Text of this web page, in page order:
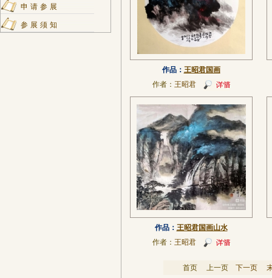
申请参展
参展须知
作品： 王昭君国画
作者： 王昭君
作品： 王昭君国画山水
作者： 王昭君
首页 上一页 下一页